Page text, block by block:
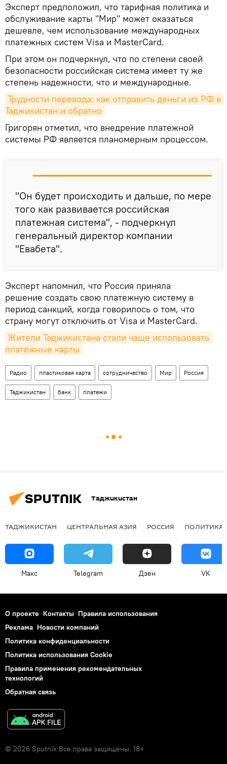
Эксперт предположил, что тарифная политика и
обслуживание карты "Мир" может оказаться
дешевле, чем использование международных
платежных систем Visa и MasterCard.
При этом он подчеркнул, что по степени своей
безопасности российская система имеет ту же
степень надежности, что и международные.
Трудности перевода: как отправить деньги из РФ в
Таджикистан и обратно
Григорян отметил, что внедрение платежной
системы РФ является планомерным процессом.
"Он будет происходить и дальше, по мере
того как развивается российская
платежная система", - подчеркнул
генеральный директор компании
"Евабета".
Эксперт напомнил, что Россия приняла
решение создать свою платежную систему в
период санкций, когда говорилось о том, что
страну могут отключить от Visa и MasterCard.
Жители Таджикистана стали чаще использовать
платежные карты
Радио пластиковая карта сотрудничество Мир Россия
Таджикистан банк платежи
Таджикистан
ТАДЖИКИСТАН ЦЕНТРАЛЬНАЯ АЗИЯ РОССИЯ ПОЛИТИКА
Макс Telegram Дзен VK
О проекте Контакты Правила использования
Реклама Новости компаний
Политика конфиденциальности
Политика использования Cookie
Правила применения рекомендательных
технологий
Обратная связь
© 2026 Sputnik Все права защищены. 18+